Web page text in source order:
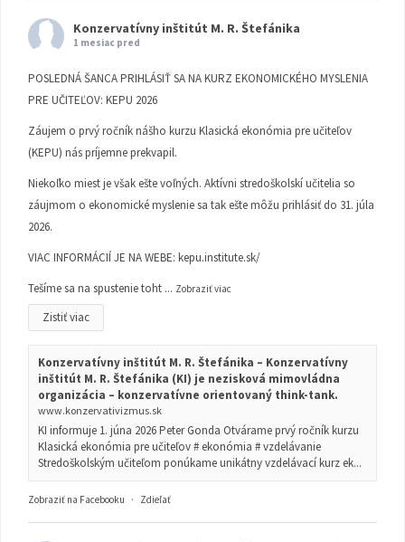
Konzervatívny inštitút M. R. Štefánika
1 mesiac pred
POSLEDNÁ ŠANCA PRIHLÁSIŤ SA NA KURZ EKONOMICKÉHO MYSLENIA
PRE UČITEĽOV: KEPU 2026
Záujem o prvý ročník nášho kurzu Klasická ekonómia pre učiteľov
(KEPU) nás príjemne prekvapil.
Niekoľko miest je však ešte voľných. Aktívni stredoškolskí učitelia so
záujmom o ekonomické myslenie sa tak ešte môžu prihlásiť do 31. júla
2026.
VIAC INFORMÁCIÍ JE NA WEBE: kepu.institute.sk/
Tešíme sa na spustenie toht ... Zobraziť viac
Zistiť viac
Konzervatívny inštitút M. R. Štefánika – Konzervatívny
inštitút M. R. Štefánika (KI) je nezisková mimovládna
organizácia – konzervatívne orientovaný think-tank.
www.konzervativizmus.sk
KI informuje 1. júna 2026 Peter Gonda Otvárame prvý ročník kurzu
Klasická ekonómia pre učiteľov # ekonómia # vzdelávanie
Stredoškolským učiteľom ponúkame unikátny vzdelávací kurz ek...
Zobraziť na Facebooku · Zdieľať